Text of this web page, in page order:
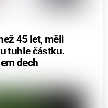
45 let, měli
tuhle částku.
dech